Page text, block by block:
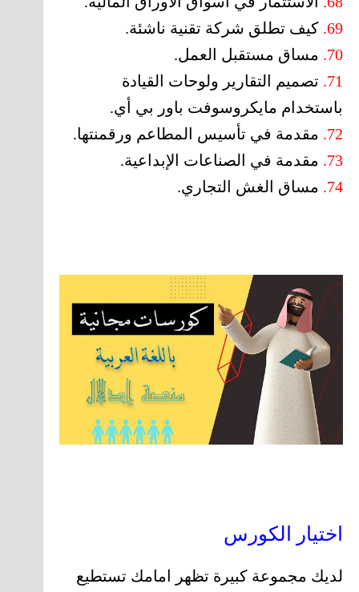
69. كيف تطلق شركة تقنية ناشئة.
70. مساق مستقبل العمل.
71. تصميم التقارير ولوحات القيادة
باستخدام مايكروسوفت باور بي أي.
72. مقدمة في تأسيس المطاعم ورقمنتها.
73. مقدمة في الصناعات الإبداعية.
74. مساق الغش التجاري.
اختيار الكورس
لديك مجموعة كبيرة تظهر امامك تستطيع